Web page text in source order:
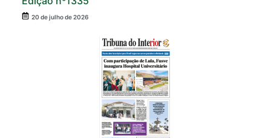
20 de julho de 2026